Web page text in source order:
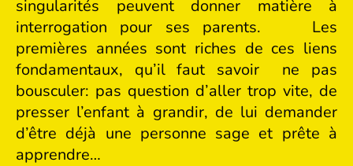
singularités peuvent donner matière à
interrogation pour ses parents. Les
premières années sont riches de ces liens
fondamentaux, qu’il faut savoir ne pas
bousculer: pas question d’aller trop vite, de
presser l’enfant à grandir, de lui demander
d’être déjà une personne sage et prête à
apprendre…